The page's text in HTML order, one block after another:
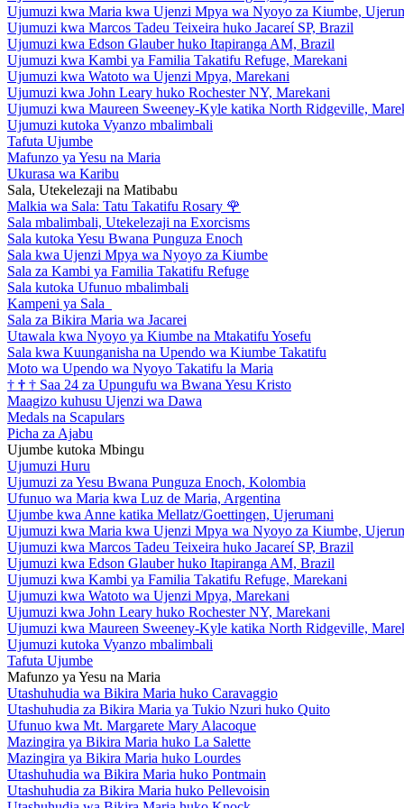
Ujumuzi kwa Maria kwa Ujenzi Mpya wa Nyoyo za Kiumbe,
Ujumuzi kwa Marcos Tadeu Teixeira huko Jacareí SP, Brazil
Ujumuzi kwa Edson Glauber huko Itapiranga AM, Brazil
Ujumuzi kwa Kambi ya Familia Takatifu Refuge, Marekani
Ujumuzi kwa Watoto wa Ujenzi Mpya, Marekani
Ujumuzi kwa John Leary huko Rochester NY, Marekani
Ujumuzi kwa Maureen Sweeney-Kyle katika North Ridgeville,
Ujumuzi kutoka Vyanzo mbalimbali
Tafuta Ujumbe
Mafunzo ya Yesu na Maria
Ukurasa wa Karibu
Sala, Utekelezaji na Matibabu
Malkia wa Sala: Tatu Takatifu Rosary 🌹
Sala mbalimbali, Utekelezaji na Exorcisms
Sala kutoka Yesu Bwana Punguza Enoch
Sala kwa Ujenzi Mpya wa Nyoyo za Kiumbe
Sala za Kambi ya Familia Takatifu Refuge
Sala kutoka Ufunuo mbalimbali
Kampeni ya Sala
Sala za Bikira Maria wa Jacarei
Utawala kwa Nyoyo ya Kiumbe na Mtakatifu Yosefu
Sala kwa Kuunganisha na Upendo wa Kiumbe Takatifu
Moto wa Upendo wa Nyoyo Takatifu la Maria
† † † Saa 24 za Upungufu wa Bwana Yesu Kristo
Maagizo kuhusu Ujenzi wa Dawa
Medals na Scapulars
Picha za Ajabu
Ujumbe kutoka Mbingu
Ujumuzi Huru
Ujumuzi za Yesu Bwana Punguza Enoch, Kolombia
Ufunuo wa Maria kwa Luz de Maria, Argentina
Ujumbe kwa Anne katika Mellatz/Goettingen, Ujerumani
Ujumuzi kwa Maria kwa Ujenzi Mpya wa Nyoyo za Kiumbe,
Ujumuzi kwa Marcos Tadeu Teixeira huko Jacareí SP, Brazil
Ujumuzi kwa Edson Glauber huko Itapiranga AM, Brazil
Ujumuzi kwa Kambi ya Familia Takatifu Refuge, Marekani
Ujumuzi kwa Watoto wa Ujenzi Mpya, Marekani
Ujumuzi kwa John Leary huko Rochester NY, Marekani
Ujumuzi kwa Maureen Sweeney-Kyle katika North Ridgeville,
Ujumuzi kutoka Vyanzo mbalimbali
Tafuta Ujumbe
Mafunzo ya Yesu na Maria
Utashuhudia wa Bikira Maria huko Caravaggio
Utashuhudia za Bikira Maria ya Tukio Nzuri huko Quito
Ufunuo kwa Mt. Margarete Mary Alacoque
Mazingira ya Bikira Maria huko La Salette
Mazingira ya Bikira Maria huko Lourdes
Utashuhudia wa Bikira Maria huko Pontmain
Utashuhudia za Bikira Maria huko Pellevoisin